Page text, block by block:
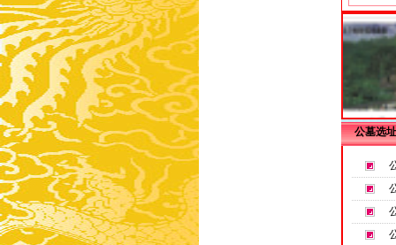
天寿山下天寿园 万佛园陵园
太子峪陵园
公墓选址